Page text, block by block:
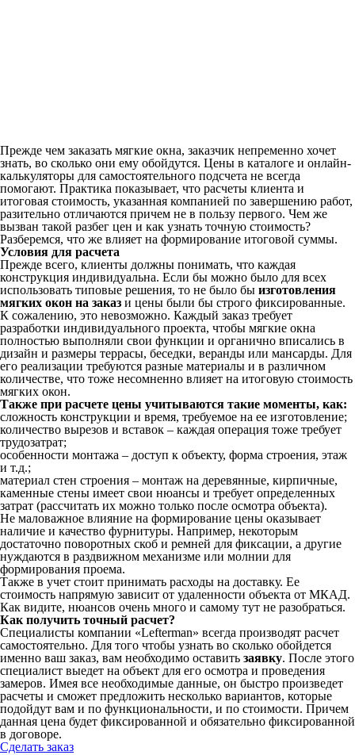
Прежде чем заказать мягкие окна, заказчик непременно хочет
знать, во сколько они ему обойдутся. Цены в каталоге и онлайн-
калькуляторы для самостоятельного подсчета не всегда
помогают. Практика показывает, что расчеты клиента и
итоговая стоимость, указанная компанией по завершению работ,
разительно отличаются причем не в пользу первого. Чем же
вызван такой разбег цен и как узнать точную стоимость?
Разберемся, что же влияет на формирование итоговой суммы.
Условия для расчета
Прежде всего, клиенты должны понимать, что каждая
конструкция индивидуальна. Если бы можно было для всех
использовать типовые решения, то не было бы изготовления
мягких окон на заказ и цены были бы строго фиксированные.
К сожалению, это невозможно. Каждый заказ требует
разработки индивидуального проекта, чтобы мягкие окна
полностью выполняли свои функции и органично вписались в
дизайн и размеры террасы, беседки, веранды или мансарды. Для
его реализации требуются разные материалы и в различном
количестве, что тоже несомненно влияет на итоговую стоимость
мягких окон.
Также при расчете цены учитываются такие моменты, как:
cложность конструкции и время, требуемое на ее изготовление;
количество вырезов и вставок – каждая операция тоже требует
трудозатрат;
особенности монтажа – доступ к объекту, форма строения, этаж
и т.д.;
материал стен строения – монтаж на деревянные, кирпичные,
каменные стены имеет свои нюансы и требует определенных
затрат (рассчитать их можно только после осмотра объекта).
Не маловажное влияние на формирование цены оказывает
наличие и качество фурнитуры. Например, некоторым
достаточно поворотных скоб и ремней для фиксации, а другие
нуждаются в раздвижном механизме или молнии для
формирования проема.
Также в учет стоит принимать расходы на доставку. Ее
стоимость напрямую зависит от удаленности объекта от МКАД.
Как видите, нюансов очень много и самому тут не разобраться.
Как получить точный расчет?
Специалисты компании «Lefterman» всегда производят расчет
самостоятельно. Для того чтобы узнать во сколько обойдется
именно ваш заказ, вам необходимо оставить заявку. После этого
специалист выедет на объект для его осмотра и проведения
замеров. Имея все необходимые данные, он быстро произведет
расчеты и сможет предложить несколько вариантов, которые
подойдут вам и по функциональности, и по стоимости. Причем
данная цена будет фиксированной и обязательно фиксированной
в договоре.
Cделать заказ